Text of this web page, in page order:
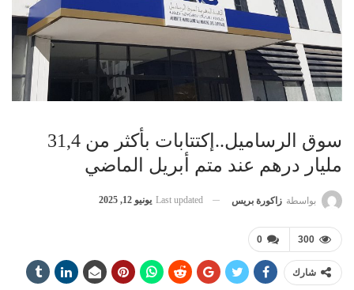
سوق الرساميل..إكتتابات بأكثر من 31,4
مليار درهم عند متم أبريل الماضي
بواسطة زاكورة بريس Last updated يونيو 12, 2025
0 300
شارك